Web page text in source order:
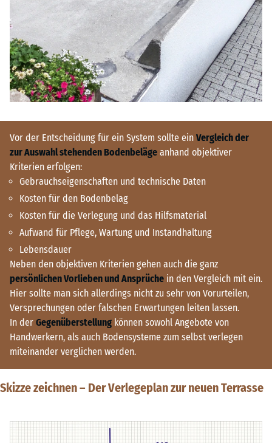
Vor der Entscheidung für ein System sollte ein Vergleich der
zur Auswahl stehenden Bodenbeläge anhand objektiver
Kriterien erfolgen:
Gebrauchseigenschaften und technische Daten
Kosten für den Bodenbelag
Kosten für die Verlegung und das Hilfsmaterial
Aufwand für Pflege, Wartung und Instandhaltung
Lebensdauer
Neben den objektiven Kriterien gehen auch die ganz
persönlichen Vorlieben und Ansprüche in den Vergleich mit ein.
Hier sollte man sich allerdings nicht zu sehr von Vorurteilen,
Versprechungen oder falschen Erwartungen leiten lassen.
In der Gegenüberstellung können sowohl Angebote von
Handwerkern, als auch Bodensysteme zum selbst verlegen
miteinander verglichen werden.
Skizze zeichnen – Der Verlegeplan zur neuen Terrasse